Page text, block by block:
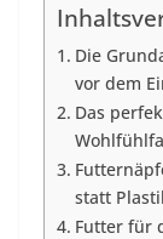
Die
vor dem
Das
statt
Futter für